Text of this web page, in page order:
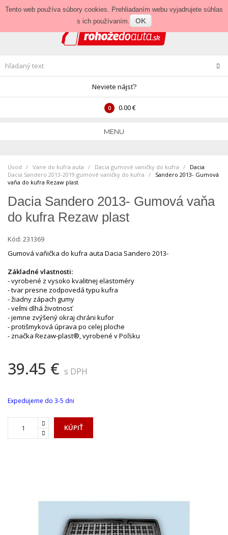
Prihlásenie • Veľkoobchod
Neviete nájsť?
0 0.00 €
MENU
Úvod Vane do kufra auta Dacia gumové vaničky do kufra
Dacia Sandero 2013-2019 gumové vaničky do kufra
Dacia
Sandero 2013- Gumová
vaňa do kufra Rezaw plast
Dacia Sandero 2013- Gumová vaňa
do kufra Rezaw plast
Kód: 231369
Gumová vaňička do kufra auta Dacia Sandero 2013-
Základné vlastnosti:
- vyrobené z vysoko kvalitnej elastoméry
- tvar presne zodpovedá typu kufra
- žiadny zápach gumy
- veľmi dlhá životnosť
- jemne zvýšený okraj chráni kufor
- protišmyková úprava po celej ploche
- značka Rezaw-plast®, vyrobené v Poľsku
39.45 € s DPH
Expedujeme do 3-5 dni
KÚPIŤ
Tento web používa súbory cookies. Prehliadaním webu vyjadrujete súhlas
s ich používaním.
OK